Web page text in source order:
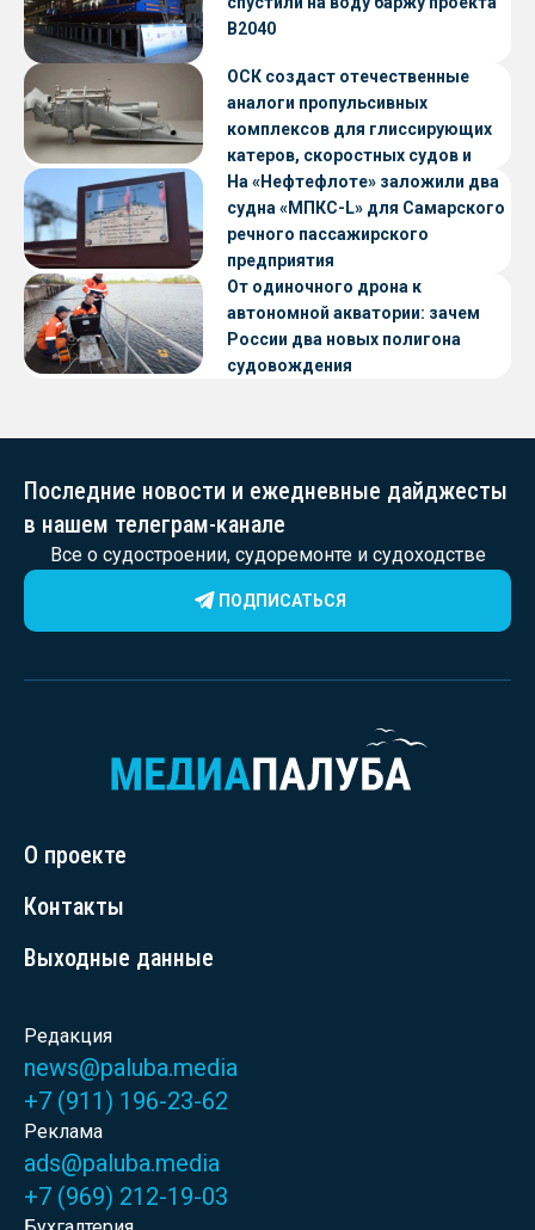
В2040
ОСК создаст отечественные
аналоги пропульсивных
комплексов для глиссирующих
катеров, скоростных судов и
судов с малой осадкой
На «Нефтефлоте» заложили два
судна «МПКС-L» для Самарского
речного пассажирского
предприятия
От одиночного дрона к
автономной акватории: зачем
России два новых полигона
судовождения
Последние новости и ежедневные дайджесты
в нашем телеграм-канале
Все о судостроении, судоремонте и судоходстве
ПОДПИСАТЬСЯ
О проекте
Контакты
Выходные данные
Редакция
news@paluba.media
+7 (911) 196-23-62
Реклама
ads@paluba.media
+7 (969) 212-19-03